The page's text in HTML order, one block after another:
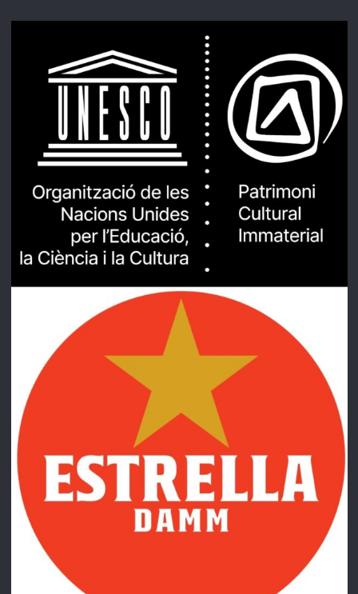
Carles Aguirregabiria
Marina Segura
Victor Teba
COMISSIÓ MANTENIMENT:
Júlia Domenech
Ivan Haro
Siscu Puig
Jordi Tejedor
LLuís Puig
RESPONSABLE FOTOGRAFIA:
RESPONSABLES SANITÀRIES:
Eva Garrido
Rocío Carpio
COMISIÓ DE FESTES:
Arnau Bisbal
Francesc Centelles
Isa Borda
Adrià Tejedor
Francesc Serradó